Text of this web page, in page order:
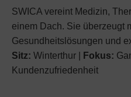
SWICA vereint Medizin,
einem Dach. Sie überzeugt
Gesundheitslösungen und
Sitz: Winterthur | Fokus:
Kundenzufriedenheit